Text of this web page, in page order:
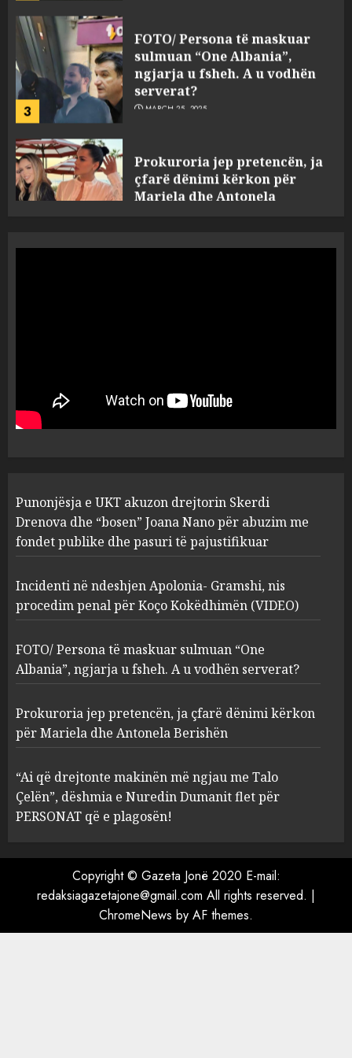
3
serverat?
MARCH 25, 2025
4
Berishën
MARCH 25, 2025
1
“bosen” Joana Nano për
abuzim me fondet publike dhe
pasuri të pajustifikuar
2
Apolonia- Gramshi, nis
procedim penal për Koço
Kokëdhimën (VIDEO)
MARCH 27, 2025
3
FOTO/ Persona të maskuar
sulmuan “One Albania”,
ngjarja u fsheh. A u vodhën
serverat?
MARCH 25, 2025
4
Prokuroria jep pretencën, ja
çfarë dënimi kërkon për
Berishën
MARCH 25, 2025
ngjau me Talo Çelën”,
dëshmia e Nuredin Dumanit
flet për PERSONAT që e
plagosën!
Punonjësja e UKT akuzon drejtorin Skerdi
Drenova dhe “bosen” Joana Nano për abuzim me
fondet publike dhe pasuri të pajustifikuar
Incidenti në ndeshjen Apolonia- Gramshi, nis
procedim penal për Koço Kokëdhimën (VIDEO)
FOTO/ Persona të maskuar sulmuan “One
Albania”, ngjarja u fsheh. A u vodhën serverat?
Prokuroria jep pretencën, ja çfarë dënimi kërkon
për Mariela dhe Antonela Berishën
“Ai që drejtonte makinën më ngjau me Talo
Çelën”, dëshmia e Nuredin Dumanit flet për
PERSONAT që e plagosën!
Copyright © Gazeta Jonë 2020 E-mail:
redaksiagazetajone@gmail.com All rights reserved. |
ChromeNews by AF themes.